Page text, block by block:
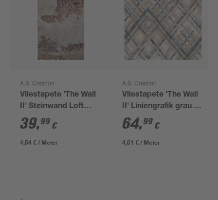
A.S. Création
Vliestapete 'The Wall
II' Steinwand Loft
braun 3-teilig 1,59 x
2,80 m
39,99 €
4,54 € / Meter
A.S. Création
Vliestapete 'The Wall
II' Liniengrafik grau 5-
teilig 2,65 x 2,80 m
64,99 €
4,51 € / Meter